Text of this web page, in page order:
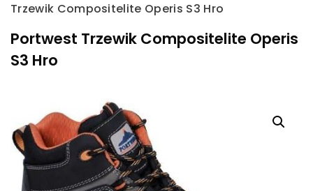
Trzewik Compositelite Operis S3 Hro
Portwest Trzewik Compositelite Operis
S3 Hro